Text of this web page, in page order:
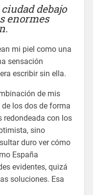
debajo
enormes
mi piel como una
sensación
escribir sin ella.
de mis
los dos de forma
redondeada con los
sino
duro ver cómo
España
evidentes, quizá
soluciones. Esa